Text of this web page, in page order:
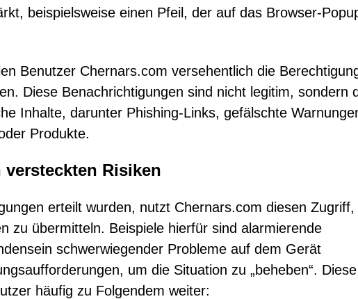
beispielsweise einen Pfeil, der auf das Browser-
Benutzer Chernars.com versehentlich die
Diese Benachrichtigungen sind nicht legitim, sondern
Inhalte, darunter Phishing-Links, gefälschte
Produkte.
Risiken
erteilt wurden, nutzt Chernars.com diesen Zugriff,
zu übermitteln. Beispiele hierfür sind alarmierende
schwerwiegender Probleme auf dem Gerät
um die Situation zu „beheben“. Diese
häufig zu Folgendem weiter: